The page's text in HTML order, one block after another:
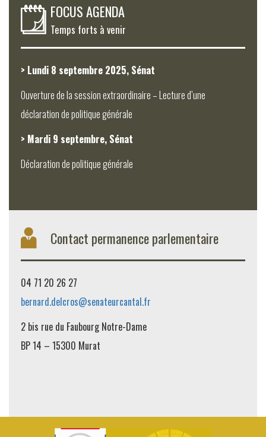
FOCUS AGENDA
Temps forts à venir
> Lundi 8 septembre 2025, Sénat
Ouverture de la session extraordinaire – Lecture d’une
déclaration de politique générale
> Mardi 9 septembre, Sénat
Déclaration de politique générale
Contact permanence parlementaire
04 71 20 26 27
bernard.delcros@senateurcantal.fr
2 bis rue du Faubourg Notre-Dame
BP 14 – 15300 Murat